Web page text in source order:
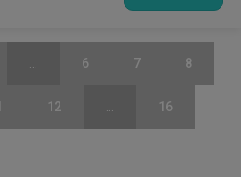
6 7 8
12 16